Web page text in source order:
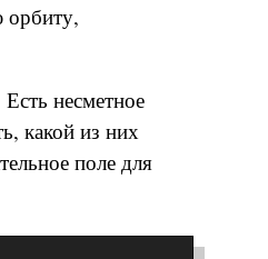
Есть несметное
какой из них
поле для